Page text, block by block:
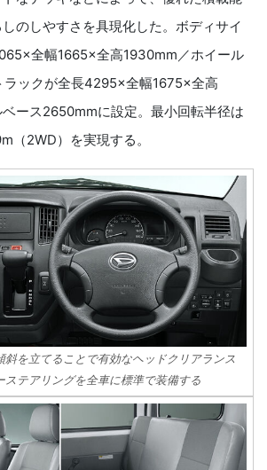
のしやすさを具現化した。ボディサイ
全幅1665×全高1930mm／ホイール
ックが全長4295×全幅1675×全高
ース2650mmに設定。最小回転半径は
（2WD）を実現する。
を立てることで有効なヘッドクリアランス
ステアリングを全車に標準で装備する